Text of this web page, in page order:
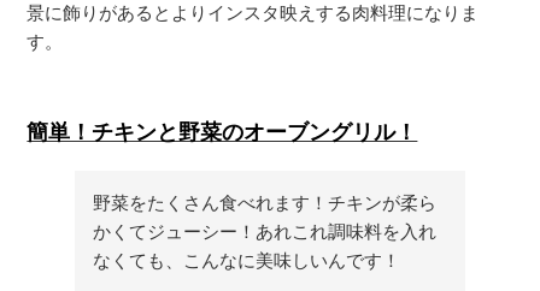
景に飾りがあるとよりインスタ映えする肉料理になりま
す。
簡単！チキンと野菜のオーブングリル！
野菜をたくさん食べれます！チキンが柔ら
かくてジューシー！あれこれ調味料を入れ
なくても、こんなに美味しいんです！